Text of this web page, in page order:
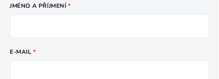
JMÉNO A PŘÍJMENÍ
E-MAIL